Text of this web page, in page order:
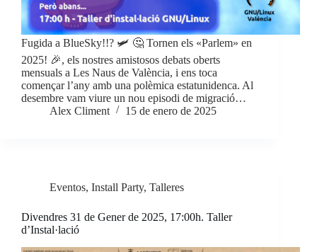
Fugida a BlueSky!!? 🛩 🤔 Tornen els «Parlem» en
2025! 🎉, els nostres amistosos debats oberts
mensuals a Les Naus de València, i ens toca
començar l’any amb una polèmica estatunidenca. Al
desembre vam viure un nou episodi de migració…
Alex Climent
15 de enero de 2025
Eventos, Install Party, Talleres
Divendres 31 de Gener de 2025, 17:00h. Taller
d’Instal·lació